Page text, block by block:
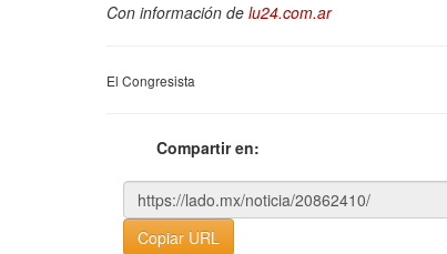
Con información de lu24.com.ar
El Congresista
Compartir en:
Copiar URL